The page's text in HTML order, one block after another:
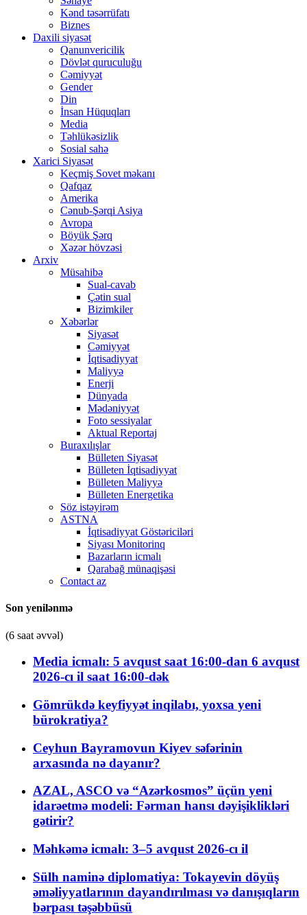
Kənd təsərrüfatı
Biznes
Daxili siyasət
Qanunvericilik
Dövlət quruculuğu
Cəmiyyət
Gender
Din
İnsan Hüquqları
Media
Təhlükəsizlik
Sosial sahə
Xarici Siyasət
Keçmiş Sovet məkanı
Qafqaz
Amerika
Cənub-Şərqi Asiya
Avropa
Böyük Şərq
Xəzər hövzəsi
Arxiv
Müsahibə
Sual-cavab
Çətin sual
Bizimkiler
Xəbərlər
Siyasət
Cəmiyyət
İqtisadiyyat
Maliyyə
Enerji
Dünyada
Mədəniyyət
Foto sessiyalar
Aktual Reportaj
Buraxılışlar
Bülleten Siyasət
Bülleten İqtisadiyyat
Bülleten Maliyyə
Bülleten Energetika
Söz istəyirəm
ASTNA
İqtisadiyyat Göstəriciləri
Siyası Monitorinq
Bazarların icmalı
Qarabağ münaqişəsi
Contact az
Son yenilənmə
(6 saat əvvəl)
Media icmalı: 5 avqust saat 16:00-dan 6 avqust
2026-cı il saat 16:00-dək
Gömrükdə keyfiyyət inqilabı, yoxsa yeni
bürokratiya?
Ceyhun Bayramovun Kiyev səfərinin
arxasında nə dayanır?
AZAL, ASCO və “Azərkosmos” üçün yeni
idarəetmə modeli: Fərman hansı dəyişiklikləri
gətirir?
Məhkəmə icmalı: 3–5 avqust 2026-cı il
Sülh naminə diplomatiya: Tokayevin döyüş
əməliyyatlarının dayandırılması və danışıqların
bərpası təşəbbüsü